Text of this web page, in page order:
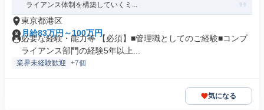
ライアンス体制を構築していくミ...
東京都港区
月給83万円～100万円
必要な経験・能力等 【必須】■管理職としてのご経験■コンプ
ライアンス部門の経験5年以上...
業界未経験歓迎 +7個
気になる